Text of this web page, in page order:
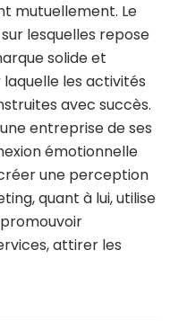
mutuellement. Le
lesquelles repose
solide et
les activités
avec succès.
entreprise de ses
émotionnelle
une perception
quant à lui, utilise
attirer les